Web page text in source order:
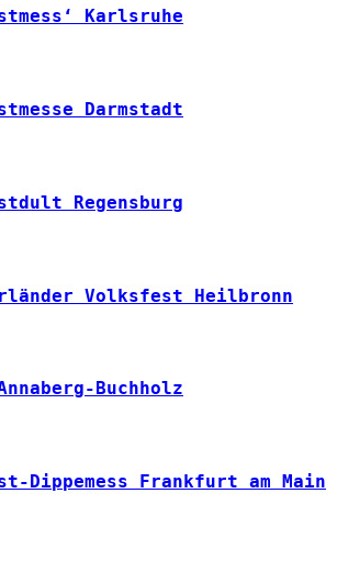
Karlsruhe
Darmstadt
Regensburg
Volksfest Heilbronn
Buchholz
Dippemess Frankfurt am Main